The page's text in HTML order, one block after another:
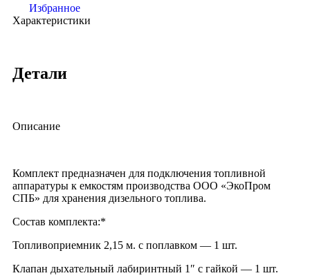
Избранное
Характеристики
Детали
Описание
Комплект предназначен для подключения топливной
аппаратуры к емкостям производства ООО «ЭкоПром
СПБ» для хранения дизельного топлива.
Состав комплекта:*
Топливоприемник 2,15 м. с поплавком — 1 шт.
Клапан дыхательный лабиринтный 1″ с гайкой — 1 шт.